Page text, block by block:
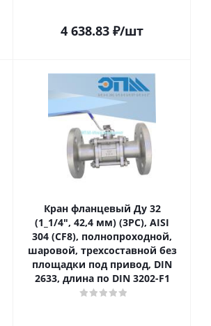
4 638.83 ₽/шт
Кран фланцевый Ду 32
(1_1/4ʺ, 42,4 мм) (3PC), AISI
304 (CF8), полнопроходной,
шаровой, трехсоставной без
площадки под привод, DIN
2633, длина по DIN 3202-F1